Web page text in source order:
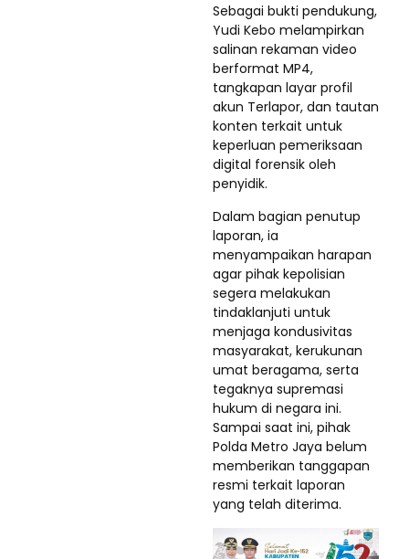
Sebagai bukti pendukung,
Yudi Kebo melampirkan
salinan rekaman video
berformat MP4,
tangkapan layar profil
akun Terlapor, dan tautan
konten terkait untuk
keperluan pemeriksaan
digital forensik oleh
penyidik.
Dalam bagian penutup
laporan, ia
menyampaikan harapan
agar pihak kepolisian
segera melakukan
tindaklanjuti untuk
menjaga kondusivitas
masyarakat, kerukunan
umat beragama, serta
tegaknya supremasi
hukum di negara ini.
Sampai saat ini, pihak
Polda Metro Jaya belum
memberikan tanggapan
resmi terkait laporan
yang telah diterima.